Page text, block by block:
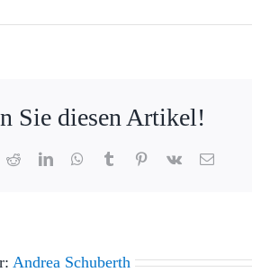
Sie diesen Artikel!
RedditLinkedInWhatsApp
TumblrPinterest
Vk
E-
Andrea Schuberth